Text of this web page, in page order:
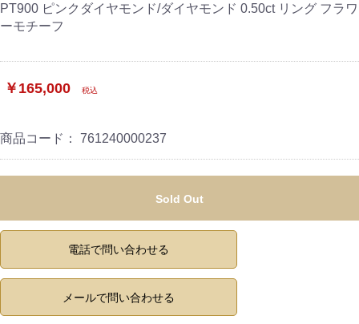
PT900 ピンクダイヤモンド/ダイヤモンド 0.50ct リング フラワ
ーモチーフ
￥165,000 税込
商品コード： 761240000237
Sold Out
電話で問い合わせる
メールで問い合わせる